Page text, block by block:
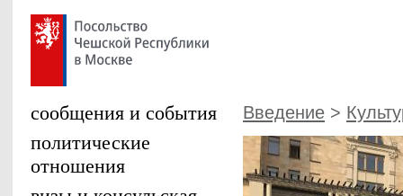
Введение >
сообщения и события
политические
отношения